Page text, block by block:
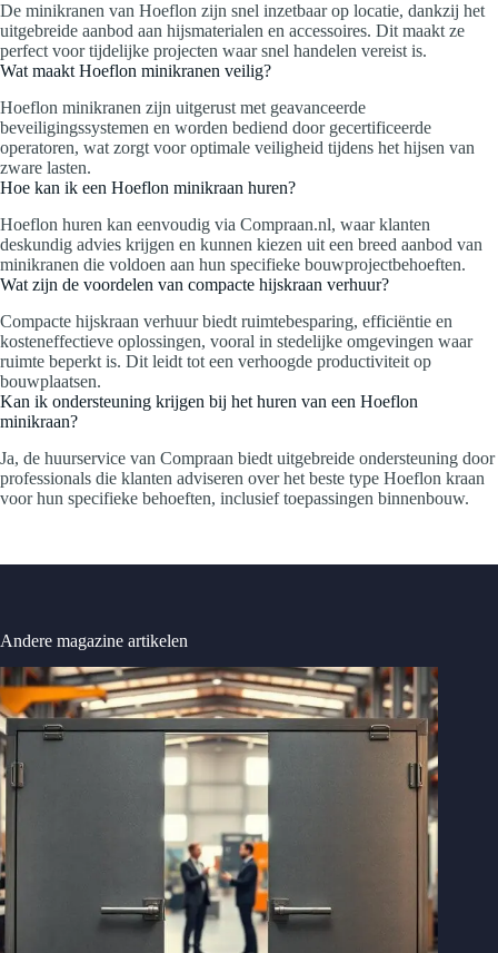
De minikranen van Hoeflon zijn snel inzetbaar op locatie, dankzij het
uitgebreide aanbod aan hijsmaterialen en accessoires. Dit maakt ze
perfect voor tijdelijke projecten waar snel handelen vereist is.
Wat maakt Hoeflon minikranen veilig?
Hoeflon minikranen zijn uitgerust met geavanceerde
beveiligingssystemen en worden bediend door gecertificeerde
operatoren, wat zorgt voor optimale veiligheid tijdens het hijsen van
zware lasten.
Hoe kan ik een Hoeflon minikraan huren?
Hoeflon huren kan eenvoudig via Compraan.nl, waar klanten
deskundig advies krijgen en kunnen kiezen uit een breed aanbod van
minikranen die voldoen aan hun specifieke bouwprojectbehoeften.
Wat zijn de voordelen van compacte hijskraan verhuur?
Compacte hijskraan verhuur biedt ruimtebesparing, efficiëntie en
kosteneffectieve oplossingen, vooral in stedelijke omgevingen waar
ruimte beperkt is. Dit leidt tot een verhoogde productiviteit op
bouwplaatsen.
Kan ik ondersteuning krijgen bij het huren van een Hoeflon
minikraan?
Ja, de huurservice van Compraan biedt uitgebreide ondersteuning door
professionals die klanten adviseren over het beste type Hoeflon kraan
voor hun specifieke behoeften, inclusief toepassingen binnenbouw.
Andere magazine artikelen